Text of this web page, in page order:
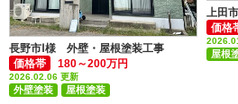
長野市Ⅰ様 外壁・屋根塗装工事
価格帯
180～200万円
2026.02.06 更新
外壁塗装
屋根塗装
上田
価格
屋根